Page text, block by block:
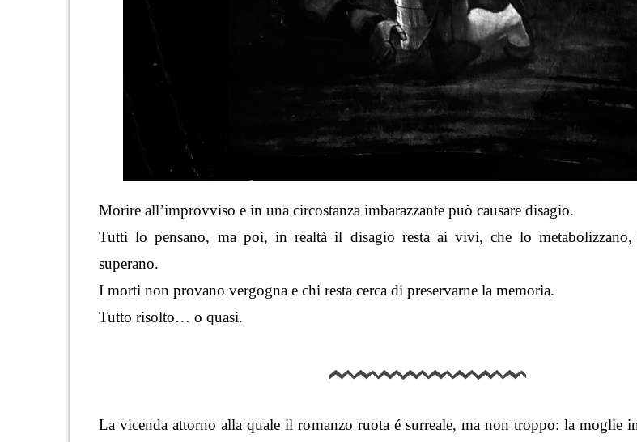
Morire all’improvviso e in una circostanza imbarazzante può causare disagio.
Tutti lo pensano, ma poi, in realtà il disagio resta ai vivi, che lo
superano.
I morti non provano vergogna e chi resta cerca di preservarne la memoria.
Tutto risolto… o quasi.
La vicenda attorno alla quale il romanzo ruota é surreale, ma non troppo: la moglie